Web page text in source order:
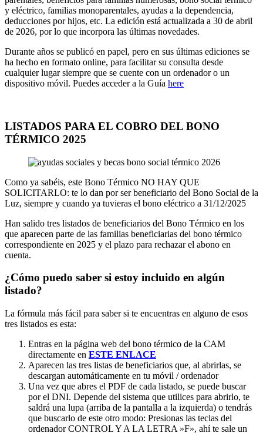
y eléctrico, familias monoparentales, ayudas a la dependencia,
deducciones por hijos, etc. La edición está actualizada a 30 de abril
de 2026, por lo que incorpora las últimas novedades.
Durante años se publicó en papel, pero en sus últimas ediciones se
ha hecho en formato online, para facilitar su consulta desde
cualquier lugar siempre que se cuente con un ordenador o un
dispositivo móvil. Puedes acceder a la Guía here
LISTADOS PARA EL COBRO DEL BONO
TÉRMICO 2025
Como ya sabéis, este Bono Térmico NO HAY QUE
SOLICITARLO: te lo dan por ser beneficiario del Bono Social de la
Luz, siempre y cuando ya tuvieras el bono eléctrico a 31/12/2025
Han salido tres listados de beneficiarios del Bono Térmico en los
que aparecen parte de las familias beneficiarias del bono térmico
correspondiente en 2025 y el plazo para rechazar el abono en
cuenta.
¿Cómo puedo saber si estoy incluido en algún
listado?
La fórmula más fácil para saber si te encuentras en alguno de esos
tres listados es esta:
Entras en la página web del bono térmico de la CAM
directamente en ESTE ENLACE
Aparecen las tres listas de beneficiarios que, al abrirlas, se
descargan automáticamente en tu móvil / ordenador
Una vez que abres el PDF de cada listado, se puede buscar
por el DNI. Depende del sistema que utilices para abrirlo, te
saldrá una lupa (arriba de la pantalla a la izquierda) o tendrás
que buscarlo de este otro modo: Presionas las teclas del
ordenador CONTROL Y A LA LETRA »F», ahí te sale un